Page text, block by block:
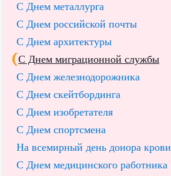
С Днем металлурга
С Днем российской почты
С Днем архитектуры
С Днем миграционной службы
С Днем железнодорожника
С Днем скейтбординга
С Днем изобретателя
С Днем спортсмена
На всемирный день донора крови
С Днем медицинского работника